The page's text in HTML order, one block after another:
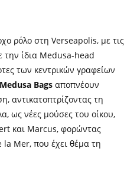
ρόλο στη Verseapolis, με τις
την ίδια Medusa-head
των κεντρικών γραφείων
Bags αποπνέουν
αντικατοπτρίζοντας τη
ως νέες μούσες του οίκου,
και Marcus, φορώντας
Mer, που έχει θέμα τη